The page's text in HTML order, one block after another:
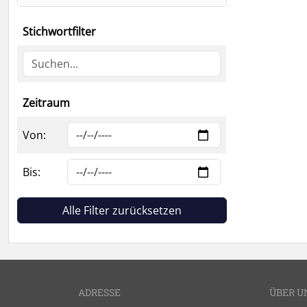
Stichwortfilter
Zeitraum
Von:
Bis:
Alle Filter zurücksetzen
ADRESSE ÜBER